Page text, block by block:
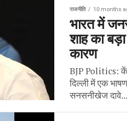
राजनीति 10 months
भारत में
शाह का
कारण
BJP Politics:
दिल्ली में एक
सनसनीखेज दावे...